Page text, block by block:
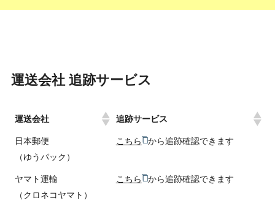
運送会社 追跡サービス
運送会社 追跡サービス
日本郵便
（ゆうパック）
こちら から追跡確認できます
ヤマト運輸
（クロネコヤマト）
こちら から追跡確認できます